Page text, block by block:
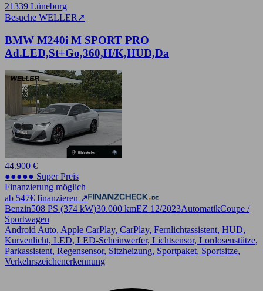
21339 Lüneburg
Besuche WELLER ➚
BMW M240i M SPORT PRO
Ad.LED,St+Go,360,H/K,HUD,Da
44.900 €
●●●●● Super Preis
Finanzierung möglich
ab 547€ finanzieren ↗
Benzin508 PS (374 kW)30.000 kmEZ 12/2023AutomatikCoupe /
Sportwagen
Android Auto, Apple CarPlay, CarPlay, Fernlichtassistent, HUD,
Kurvenlicht, LED, LED-Scheinwerfer, Lichtsensor, Lordosenstütze,
Parkassistent, Regensensor, Sitzheizung, Sportpaket, Sportsitze,
Verkehrszeichenerkennung